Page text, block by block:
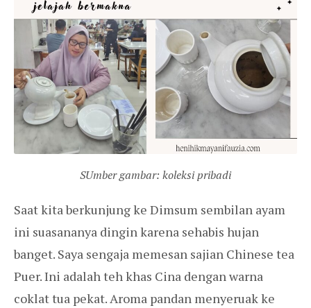
SUmber gambar: koleksi pribadi
Saat kita berkunjung ke Dimsum sembilan ayam
ini suasananya dingin karena sehabis hujan
banget. Saya sengaja memesan sajian Chinese tea
Puer. Ini adalah teh khas Cina dengan warna
coklat tua pekat. Aroma pandan menyeruak ke